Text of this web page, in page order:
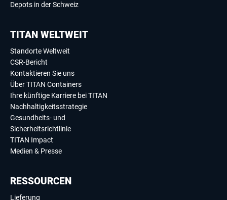
Depots in der Schweiz
TITAN WELTWEIT
Standorte Weltweit
CSR-Bericht
Kontaktieren Sie uns
Über TITAN Containers
Ihre künftige Karriere bei TITAN
Nachhaltigkeitsstrategie
Gesundheits- und
Sicherheitsrichtlinie
TITAN Impact
Medien & Presse
RESSOURCEN
Lieferung